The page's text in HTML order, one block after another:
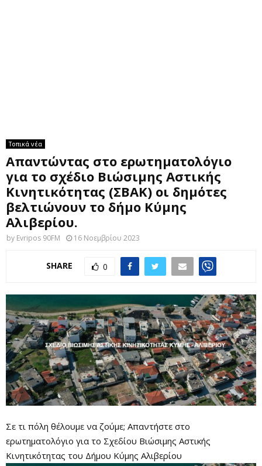
Τοπικά νέα
Απαντώντας στο ερωτηματολόγιο
για το σχέδιο Βιώσιμης Αστικής
Κινητικότητας (ΣΒΑΚ) οι δημότες
βελτιώνουν το δήμο Κύμης
Αλιβερίου.
by Evripos 90FM 16 Νοεμβρίου 2023
SHARE 0
Σε τι πόλη θέλουμε να ζούμε; Απαντήστε στο
ερωτηματολόγιο για το Σχεδίου Βιώσιμης Αστικής
Κινητικότητας του Δήμου Κύμης Αλιβερίου